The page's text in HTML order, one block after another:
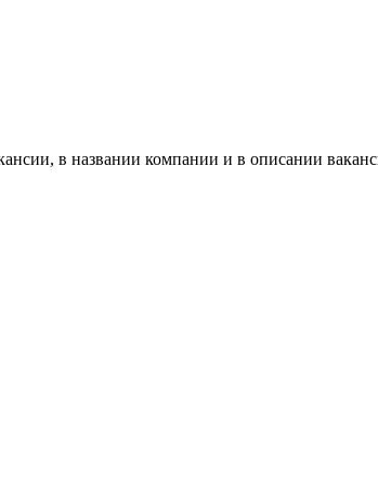
в названии компании и в описании